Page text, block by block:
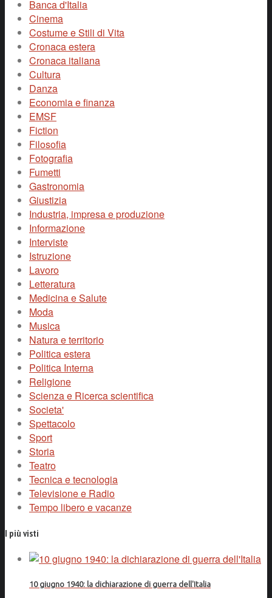
Banca d'Italia
Cinema
Costume e Stili di Vita
Cronaca estera
Cronaca italiana
Cultura
Danza
Economia e finanza
EMSF
Fiction
Filosofia
Fotografia
Fumetti
Gastronomia
Giustizia
Industria, impresa e produzione
Informazione
Interviste
Istruzione
Lavoro
Letteratura
Medicina e Salute
Moda
Musica
Natura e territorio
Politica estera
Politica Interna
Religione
Scienza e Ricerca scientifica
Societa'
Spettacolo
Sport
Storia
Teatro
Tecnica e tecnologia
Televisione e Radio
Tempo libero e vacanze
I più visti
10 giugno 1940: la dichiarazione di guerra dell'Italia